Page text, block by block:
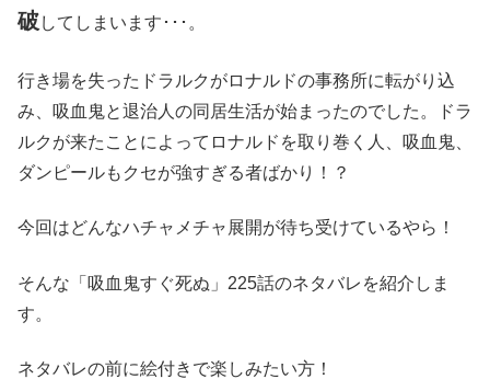
破してしまいます･･･。
行き場を失ったドラルクがロナルドの事務所に転がり込
み、吸血鬼と退治人の同居生活が始まったのでした。ドラ
ルクが来たことによってロナルドを取り巻く人、吸血鬼、
ダンピールもクセが強すぎる者ばかり！？
今回はどんなハチャメチャ展開が待ち受けているやら！
そんな「吸血鬼すぐ死ぬ」225話のネタバレを紹介しま
す。
ネタバレの前に絵付きで楽しみたい方！